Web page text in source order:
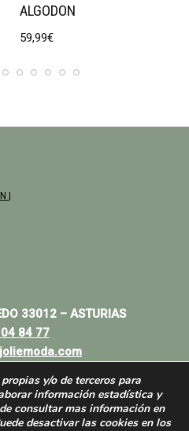
ALGODON
59,99€
33012 – ASTURIAS
84 77
y/o de terceros para
información estadística y
consultar mas información en
desactivar las cookies en los